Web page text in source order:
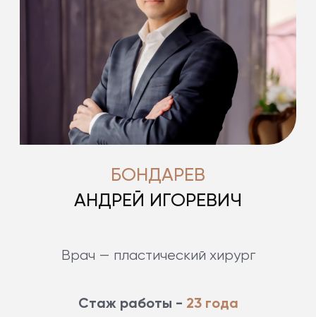
БОНДАРЕВ
АНДРЕЙ ИГОРЕВИЧ
Врач — пластический хирург
Стаж работы - 23 года